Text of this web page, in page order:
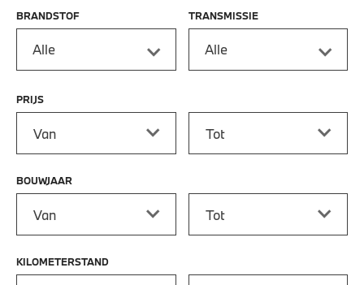
BRANDSTOF
Alle
TRANSMISSIE
Alle
PRIJS
BOUWJAAR
KILOMETERSTAND